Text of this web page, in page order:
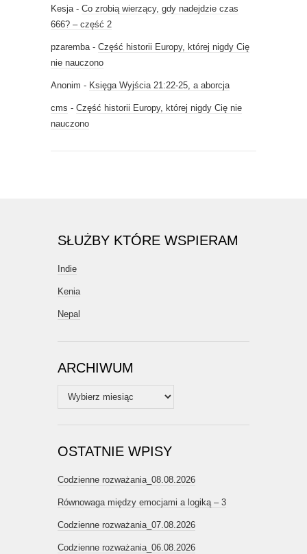
Kesja- Co zrobią wierzący, gdy nadejdzie czas
666? – część 2
pzaremba- Część historii Europy, której nigdy Cię
nie nauczono
Anonim - Księga Wyjścia 21:22-25, a aborcja
cms - Część historii Europy, której nigdy Cię nie
nauczono
SŁUŻBY KTÓRE WSPIERAM
Indie
Kenia
Nepal
ARCHIWUM
Archiwum
OSTATNIE WPISY
Codzienne rozważania_08.08.2026
Równowaga między emocjami a logiką – 3
Codzienne rozważania_07.08.2026
Codzienne rozważania_06.08.2026